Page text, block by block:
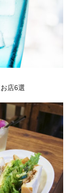
店6選